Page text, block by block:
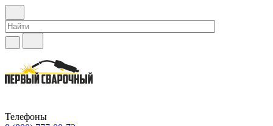
Телефоны